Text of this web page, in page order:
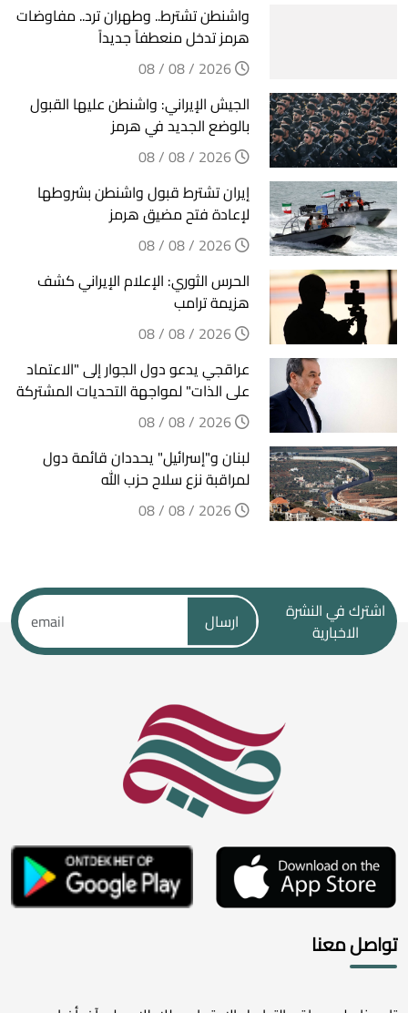
واشنطن تشترط.. وطهران ترد.. مفاوضات
هرمز تدخل منعطفاً جديداً
الجيش الإيراني: واشنطن عليها القبول
بالوضع الجديد في هرمز
إيران تشترط قبول واشنطن بشروطها
لإعادة فتح مضيق هرمز
الحرس الثوري: الإعلام الإيراني كشف
هزيمة ترامب
عراقجي يدعو دول الجوار إلى "الاعتماد
على الذات" لمواجهة التحديات المشتركة
لبنان و"إسرائيل" يحددان قائمة دول
لمراقبة نزع سلاح حزب الله
اشترك في النشرة
الاخبارية
ارسال
تواصل معنا